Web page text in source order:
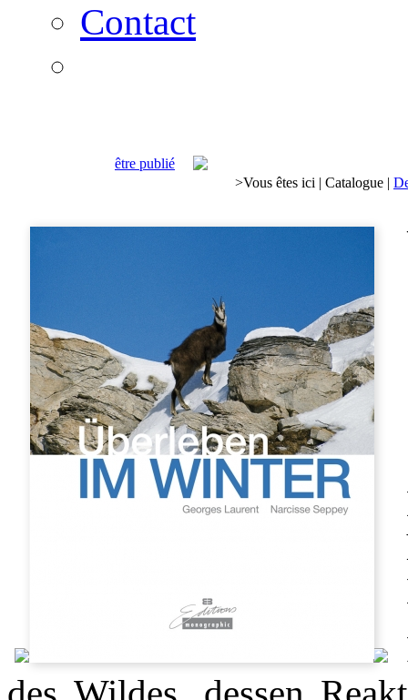
Contact
être publié
>Vous êtes ici | Catalogue |